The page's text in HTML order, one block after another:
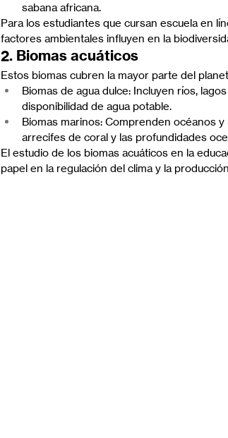
sabana africana.
Para los estudiantes que cursan escuela en
factores ambientales influyen en la
2. Biomas acuáticos
Estos biomas cubren la mayor parte del
Biomas de agua dulce: Incluyen ríos,
disponibilidad de agua potable.
Biomas marinos: Comprenden océanos
arrecifes de coral y las profundidades
El estudio de los biomas acuáticos en la
papel en la regulación del clima y la